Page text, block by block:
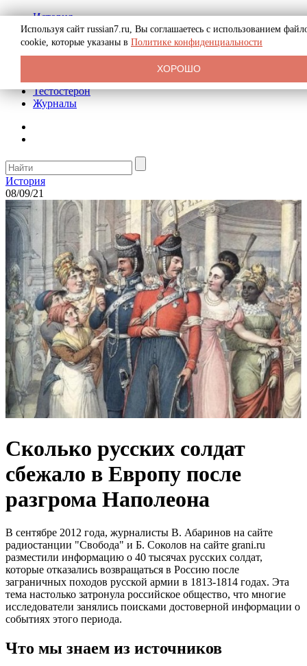
История
Биография
Криминал
Реклама на сайте
Тестостерон
Журналы
История
08/09/21
Сколько русских солдат
сбежало в Европу после
разгрома Наполеона
В сентябре 2012 года, журналисты В. Абаринов на сайте
радиостанции "Свобода" и Б. Соколов на сайте grani.ru
разместили информацию о 40 тысячах русских солдат,
которые отказались возвращаться в Россию после
заграничных походов русской армии в 1813-1814 годах. Эта
тема настолько затронула российское общество, что многие
исследователи занялись поисками достоверной информации о
событиях этого периода.
Что мы знаем из источников
Используя сайт russian7.ru, Вы соглашаетесь с использованием
cookie, которые указаны в Политике конфиденциальности
ХОРОШО